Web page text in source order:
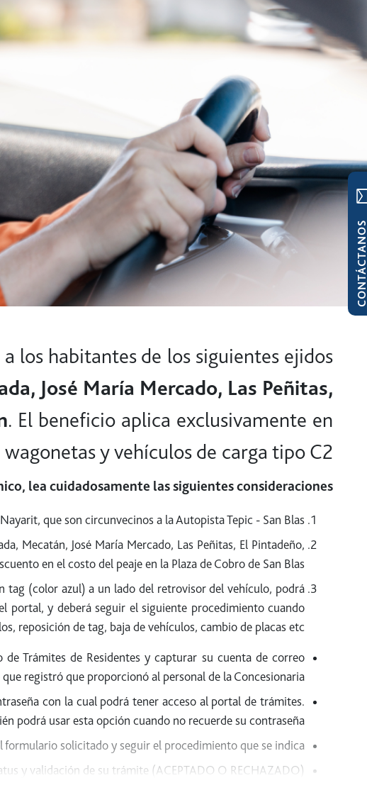
los habitantes de los siguientes ejidos
José María Mercado, Las Peñitas,
. El beneficio aplica exclusivamente en
y vehículos de carga tipo C2.
lea cuidadosamente las siguientes consideraciones.
que son circunvecinos a la Autopista Tepic - San Blas.
Mecatán, José María Mercado, Las Peñitas, El Pintadeño,
en el costo del peaje en la Plaza de Cobro de San Blas.
tag (color azul) a un lado del retrovisor del vehículo, podrá
portal, y deberá seguir el siguiente procedimiento cuando
reposición de tag, baja de vehículos, cambio de placas etc.:
Trámites de Residentes y capturar su cuenta de correo
registró que proporcionó al personal de la Concesionaria.
con la cual podrá tener acceso al portal de trámites.
podrá usar esta opción cuando no recuerde su contraseña.
solicitado y seguir el procedimiento que se indica.
y validación de su trámite (ACEPTADO O RECHAZADO).